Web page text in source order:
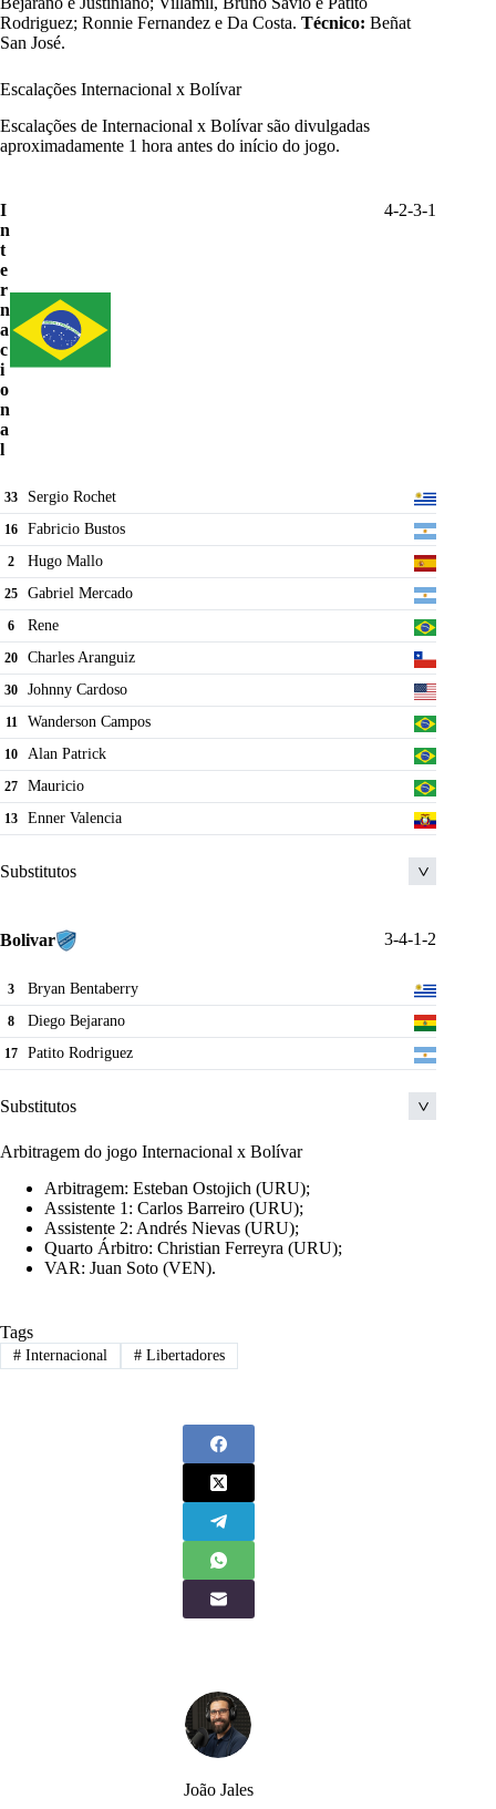
Rodriguez; Ronnie Fernandez e Da Costa. Técnico: Beñat
San José.
Escalações Internacional x Bolívar
Escalações de Internacional x Bolívar são divulgadas
aproximadamente 1 hora antes do início do jogo.
I
n
t
e
r
n
a
c
i
o
n
a
l
4-2-3-1
33 Sergio Rochet
16 Fabricio Bustos
2 Hugo Mallo
25 Gabriel Mercado
6 Rene
20 Charles Aranguiz
30 Johnny Cardoso
11 Wanderson Campos
10 Alan Patrick
27 Mauricio
13 Enner Valencia
Substitutos
45 Lucca
8 Bruno Henrique
14 Carlos De Pena
9 Luiz Adriano
Matheus Dias
Igor Gomes Silva
Pedro Henrique
Romulo
Bolivar 3-4-1-2
3 Bryan Bentaberry
8 Diego Bejarano
17 Patito Rodriguez
Substitutos
16 Miguel Angel Villarroel Tardio
Jose Orlando Herrera Taborga
Arbitragem do jogo Internacional x Bolívar
Arbitragem: Esteban Ostojich (URU);
Assistente 1: Carlos Barreiro (URU);
Assistente 2: Andrés Nievas (URU);
Quarto Árbitro: Christian Ferreyra (URU);
VAR: Juan Soto (VEN).
Tags
#Internacional #Libertadores
João Jales